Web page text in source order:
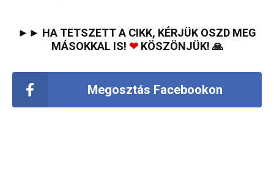
►► HA TETSZETT A CIKK, KÉRJÜK OSZD MEG
MÁSOKKAL IS! ❤KÖSZÖNJÜK! 🙏
Megosztás Facebookon